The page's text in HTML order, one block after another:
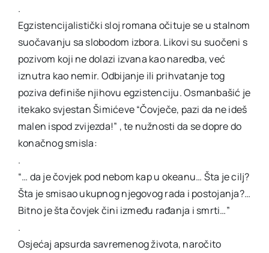
.
Egzistencijalistički sloj romana očituje se u stalnom
suočavanju sa slobodom izbora. Likovi su suočeni s
pozivom koji ne dolazi izvana kao naredba, već
iznutra kao nemir. Odbijanje ili prihvatanje tog
poziva definiše njihovu egzistenciju. Osmanbašić je
itekako svjestan Šimićeve “Čovječe, pazi da ne ideš
malen ispod zvijezda!” , te nužnosti da se dopre do
konačnog smisla:
.
“… da je čovjek pod nebom kap u okeanu… Šta je cilj?
Šta je smisao ukupnog njegovog rada i postojanja?…
Bitno je šta čovjek čini između rađanja i smrti…”
.
Osjećaj apsurda savremenog života, naročito